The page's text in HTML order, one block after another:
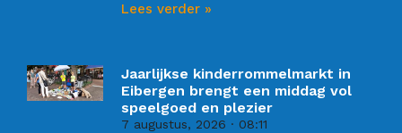
Lees verder »
Jaarlijkse kinderrommelmarkt in
Eibergen brengt een middag vol
speelgoed en plezier
7 augustus, 2026 08:11